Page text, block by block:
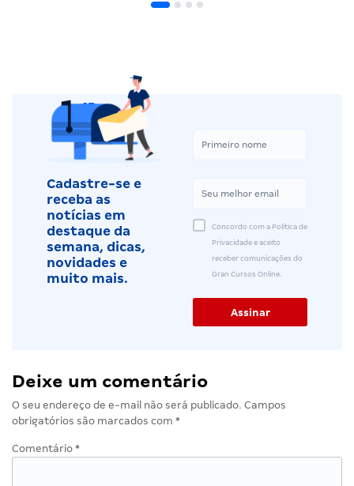
Cadastre-se e
receba as
notícias em
destaque da
semana, dicas,
novidades e
muito mais.
Concordo com a Política de
Privacidade e aceito
receber comunicações do
Gran Cursos Online.
Deixe um comentário
O seu endereço de e-mail não será publicado. Campos
obrigatórios são marcados com *
Comentário *